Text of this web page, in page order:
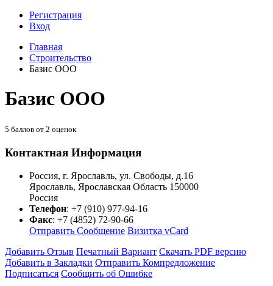
Регистрация
Вход
Главная
Строительство
Базис ООО
Базис ООО
5 баллов от 2 оценок
Контактная Информация
Россия, г. Ярославль, ул. Свободы, д.16
Ярославль, Ярославская Область 150000
Россия
Телефон: +7 (910) 977-94-16
Факс: +7 (4852) 72-90-66
Отправить Сообщение Визитка vCard
Добавить Отзыв Печатный Вариант Скачать PDF версию
Добавить в Закладки Отправить Компредложение
Подписаться Сообщить об Ошибке